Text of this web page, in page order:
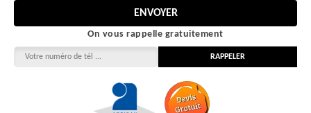
On vous rappelle gratuitement